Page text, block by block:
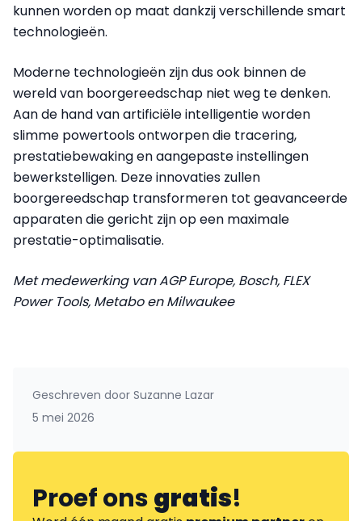
kunnen worden op maat dankzij verschillende smart
technologieën.
Moderne technologieën zijn dus ook binnen de
wereld van boorgereedschap niet weg te denken.
Aan de hand van artificiële intelligentie worden
slimme powertools ontworpen die tracering,
prestatiebewaking en aangepaste instellingen
bewerkstelligen. Deze innovaties zullen
boorgereedschap transformeren tot geavanceerde
apparaten die gericht zijn op een maximale
prestatie-optimalisatie.
Met medewerking van AGP Europe, Bosch, FLEX
Power Tools, Metabo en Milwaukee
Geschreven door Suzanne Lazar
5 mei 2026
Proef onsgratis!